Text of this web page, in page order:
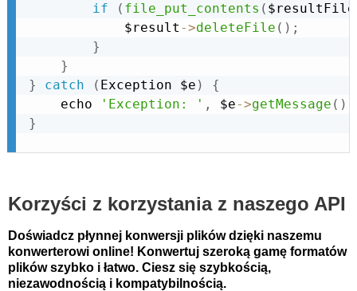
if ( file_put_contents (
            $result
->deleteFile ( ) ;
}
}
}
catch ( Exception $e )
{
    echo
'Exception: ' , $e->getMessage ( )
}
Korzyści z korzystania z naszego API
Doświadcz płynnej konwersji plików dzięki naszemu
konwerterowi online! Konwertuj szeroką gamę formatów
plików szybko i łatwo. Ciesz się szybkością,
niezawodnością i kompatybilnością.